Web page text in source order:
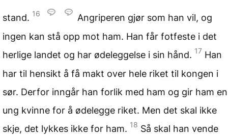
stand. 16
Angriperen gjør som han vil, og
ingen kan stå opp mot ham. Han får fotfeste i det
herlige landet og har ødeleggelse i sin hånd. 17 Han
har til hensikt å få makt over hele riket til kongen i
sør. Derfor inngår han forlik med ham og gir ham en
ung kvinne for å ødelegge riket. Men det skal ikke
skje, det lykkes ikke for ham. 18 Så skal han vende